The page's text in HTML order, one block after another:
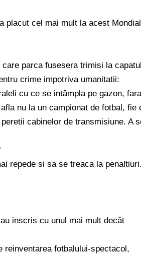
placut cel mai mult la acest
parca fusesera trimisi la capatul
crime impotriva umanitatii:
cu ce se intâmpla pe gazon, fara
nu la un campionat de fotbal, fie
cabinelor de transmisiune. A
repede si sa se treaca la penaltiuri.
inscris cu unul mai mult decât
reinventarea fotbalului-spectacol,